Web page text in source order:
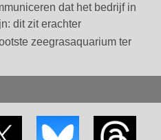
dat het bedrijf in
dit zit erachter
zeegrasaquarium ter